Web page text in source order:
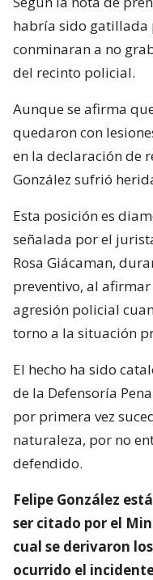
habría sido gatillada
conminaran a no
del recinto policial.
Aunque se afirma
quedaron con
en la declaración de
González sufrió
Esta posición es
señalada por el
Rosa Giácaman,
preventivo, al
agresión policial
torno a la situación
El hecho ha sido
de la Defensoría
por primera vez
naturaleza, por no
defendido.
Felipe González
ser citado por el
cual se derivaron
ocurrido el